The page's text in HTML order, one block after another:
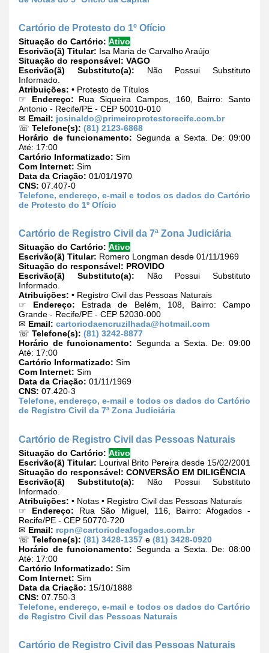
Cartório de Protesto do 1º Ofício
Situação do Cartório: Ativo
Escrivão(ã) Titular: Isa Maria de Carvalho Araújo
Situação do responsável: VAGO
Escrivão(ã) Substituto(a): Não Possui Substituto
Informado.
Atribuições: • Protesto de Títulos
☞ Endereço: Rua Siqueira Campos, 160, Bairro: Santo
Antonio - Recife/PE - CEP 50010-010
✉ Email: josinaldo@primeiroprotestorecife.com.br
☏ Telefone(s): (81) 2123-6868
Horário de funcionamento: Segunda a Sexta. De: 09:00
Até: 17:00
Cartório Informatizado: Sim
Com Internet: Sim
Data da Criação: 01/01/1970
CNS: 07.407-0
Telefone, endereço, e-mail e todos os dados do Cartório
de Protesto do 1º Ofício
Cartório de Registro Civil da 7ª Zona Judiciária
Situação do Cartório: Ativo
Escrivão(ã) Titular: Romero Longman desde 01/11/1969
Situação do responsável: PROVIDO
Escrivão(ã) Substituto(a): Não Possui Substituto
Informado.
Atribuições: • Registro Civil das Pessoas Naturais
☞ Endereço: Estrada de Belém, 108, Bairro: Campo
Grande - Recife/PE - CEP 52030-000
✉ Email: cartoriodaencruzilhada@hotmail.com
☏ Telefone(s): (81) 3242-8877
Horário de funcionamento: Segunda a Sexta. De: 09:00
Até: 17:00
Cartório Informatizado: Sim
Com Internet: Sim
Data da Criação: 01/11/1969
CNS: 07.420-3
Telefone, endereço, e-mail e todos os dados do Cartório
de Registro Civil da 7ª Zona Judiciária
Cartório de Registro Civil das Pessoas Naturais
Situação do Cartório: Ativo
Escrivão(ã) Titular: Lourival Brito Pereira desde 15/02/2001
Situação do responsável: CONVERSÃO EM DILIGÊNCIA
Escrivão(ã) Substituto(a): Não Possui Substituto
Informado.
Atribuições: • Notas • Registro Civil das Pessoas Naturais
☞ Endereço: Rua São Miguel, 116, Bairro: Afogados -
Recife/PE - CEP 50770-720
✉ Email: rcpn@cartoriodeafogados.com.br
☏ Telefone(s): (81) 3428-1357 e (81) 3428-0920
Horário de funcionamento: Segunda a Sexta. De: 08:00
Até: 17:00
Cartório Informatizado: Sim
Com Internet: Sim
Data da Criação: 15/10/1888
CNS: 07.750-3
Telefone, endereço, e-mail e todos os dados do Cartório
de Registro Civil das Pessoas Naturais
Cartório de Registro Civil das Pessoas Naturais